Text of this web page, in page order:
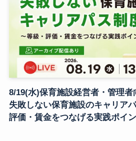
8/19(水)保育施設経営者・管理者
失敗しない保育施設のキャリア
評価・賃金をつなげる実践ポイ